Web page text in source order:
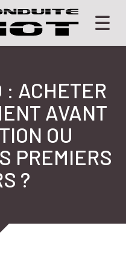
: ACHETER
AVANT
OU
PREMIERS
?